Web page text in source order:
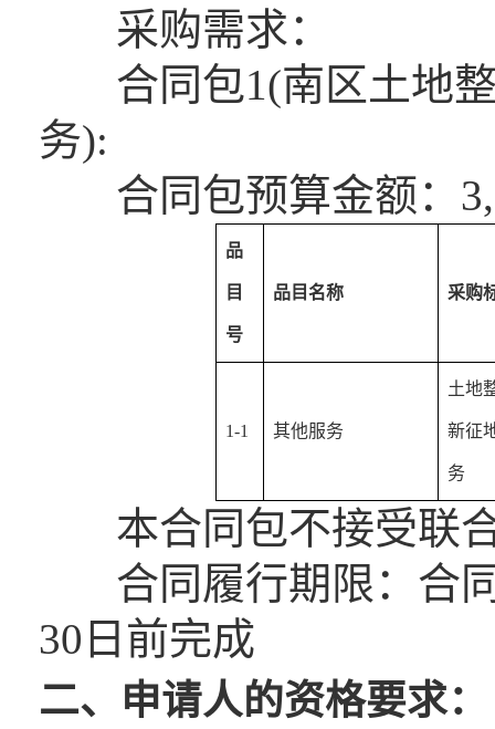
采购需求：
合同包1(南区土地整
务):
合同包预算金额：
品
目
号
品目名称 采购
1-1 其他服务
土地
新征
务
本合同包不接受联
合同履行期限：合同
30日前完成
二、申请人的资格要求：